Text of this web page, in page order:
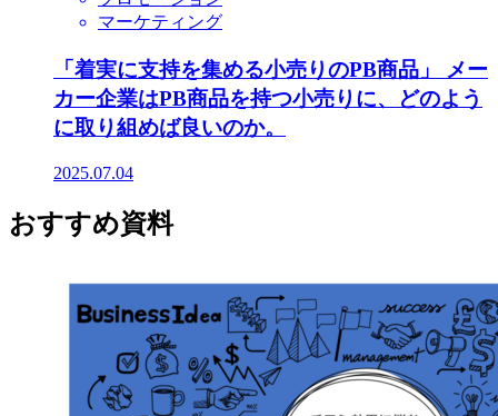
マーケティング
「着実に支持を集める小売りのPB商品」 メー
カー企業はPB商品を持つ小売りに、どのよう
に取り組めば良いのか。
2025.07.04
おすすめ資料